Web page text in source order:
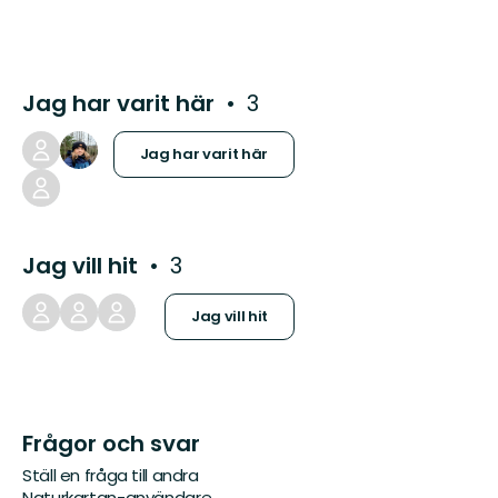
Jag har varit här 3
Jag har varit här
Jag vill hit 3
Jag vill hit
Frågor och svar
Ställ en fråga till andra